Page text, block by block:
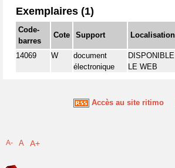
Exemplaires (1)
Code-
barres
Cote Support Localisation
14069 W
document
électronique
LE WEB
Accès au site ritimo
A- A A+